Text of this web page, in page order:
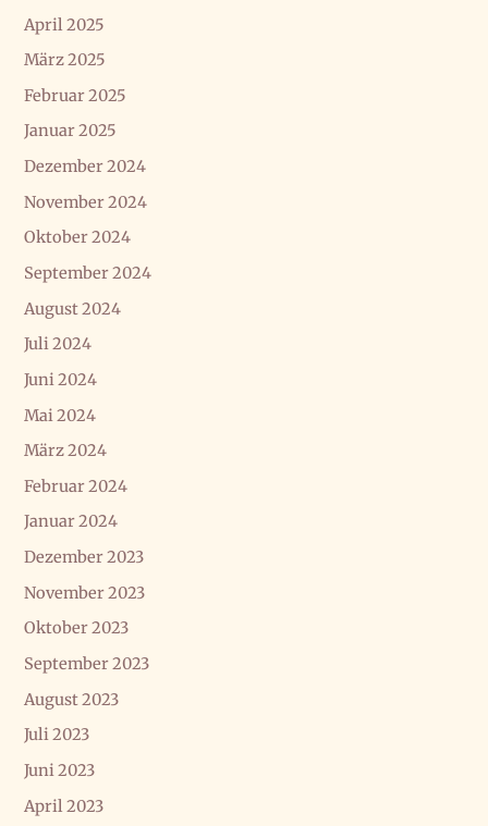
April 2025
März 2025
Februar 2025
Januar 2025
Dezember 2024
November 2024
Oktober 2024
September 2024
August 2024
Juli 2024
Juni 2024
Mai 2024
März 2024
Februar 2024
Januar 2024
Dezember 2023
November 2023
Oktober 2023
September 2023
August 2023
Juli 2023
Juni 2023
April 2023